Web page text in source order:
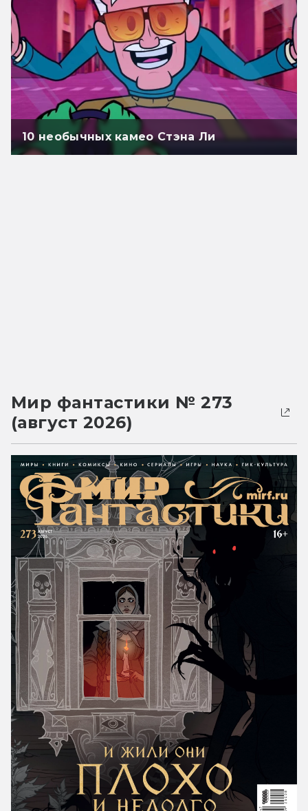
10 необычных камео Стэна Ли
Мир фантастики № 273
(август 2026)